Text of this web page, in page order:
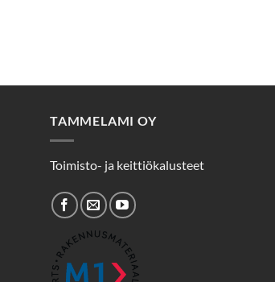
TAMMELAMI OY
Toimisto- ja keittiökalusteet